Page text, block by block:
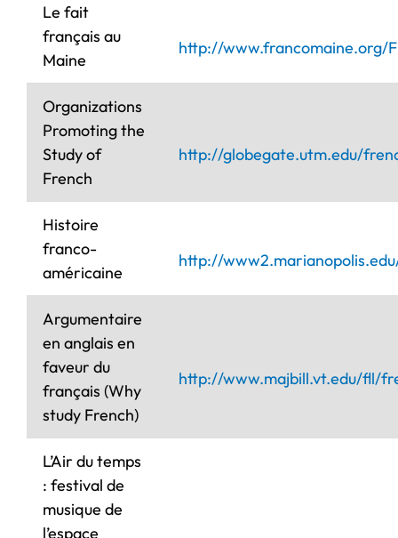
Le fait
français au
Maine
http://www.francomaine.org/
Organizations
Promoting the
Study of
French
http://globegate.utm.edu/
Histoire
franco-
américaine
http://
Argumentaire
en anglais en
faveur du
français (Why
study French)
http://www.majbill.vt.edu/fll/
L’Air du temps
: festival de
musique de
l’espace